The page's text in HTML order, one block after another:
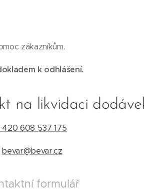
zákazníkům.
k odhlášení.
na likvidaci
608 537 175
bevar@bevar.cz
formulář